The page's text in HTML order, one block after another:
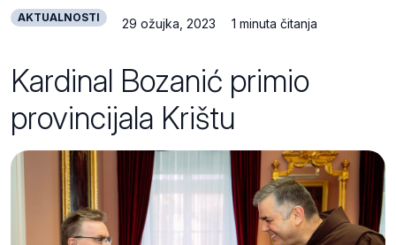
AKTUALNOSTI 29 ožujka, 2023 1 minuta čitanja
Kardinal Bozanić primio
provincijala Krištu